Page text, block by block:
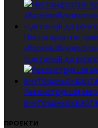
Нестандартне
підстанції до
Реконструкція
ПРОЕКТИ